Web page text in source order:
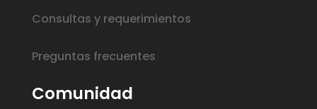
Consultas y requerimientos
Preguntas frecuentes
Comunidad